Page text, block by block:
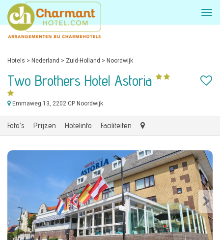
Hotels > Nederland > Zuid-Holland > Noordwijk
Two Brothers Hotel Astoria
Emmaweg 13, 2202 CP Noordwijk
Foto's Prijzen Hotelinfo Faciliteiten